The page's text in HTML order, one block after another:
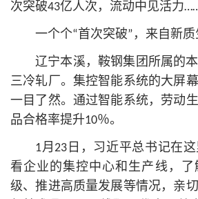
次突破43亿人次，流动中见活力
一个个“首次突破”，来自新质
辽宁本溪，鞍钢集团所属的
三冷轧厂。集控智能系统的大屏
一目了然。通过智能系统，劳动
品合格率提升10％。
1月23日，习近平总书记在
看企业的集控中心和生产线，了
级、推进高质量发展等情况，亲